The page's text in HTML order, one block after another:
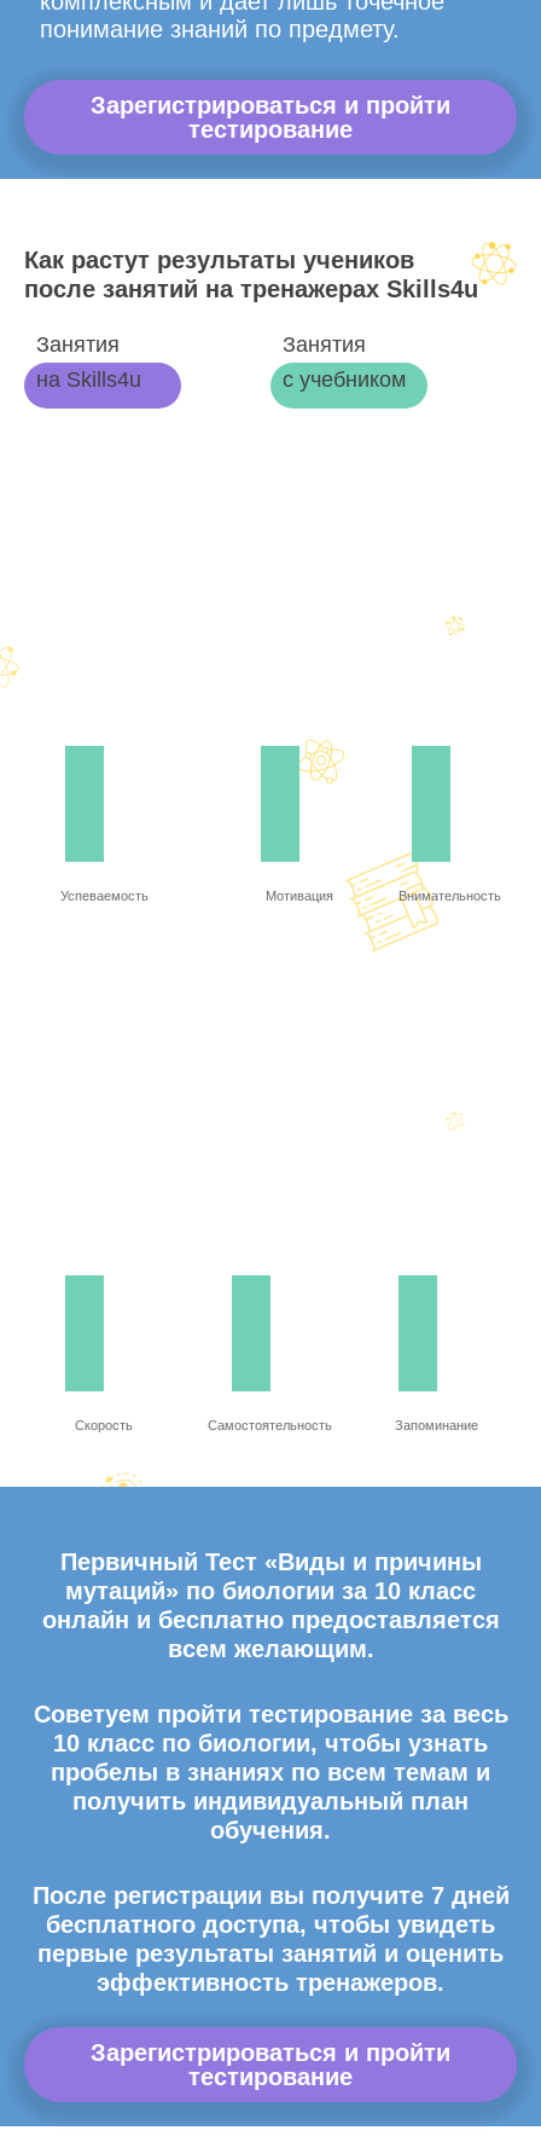
понимание знаний по предмету.
Зарегистрироваться и пройти
тестирование
Как растут результаты учеников
после занятий на тренажерах Skills4u
Занятия
на Skills4u
Занятия
с учебником
Успеваемость Мотивация Внимательность
Скорость Самостоятельность Запоминание
Первичный Тест «Виды и причины
мутаций» по биологии за 10 класс
онлайн и бесплатно предоставляется
всем желающим.
Советуем пройти тестирование за весь
10 класс по биологии, чтобы узнать
пробелы в знаниях по всем темам и
получить индивидуальный план
обучения.
После регистрации вы получите 7 дней
бесплатного доступа, чтобы увидеть
первые результаты занятий и оценить
эффективность тренажеров.
Зарегистрироваться и пройти
тестирование